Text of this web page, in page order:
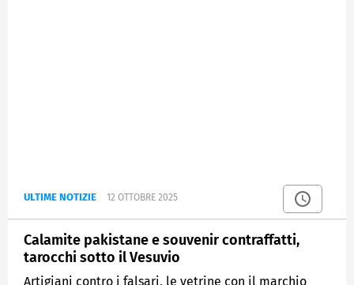
ULTIME NOTIZIE 12 OTTOBRE 2025
Calamite pakistane e souvenir contraffatti,
tarocchi sotto il Vesuvio
Artigiani contro i falsari, le vetrine con il marchio